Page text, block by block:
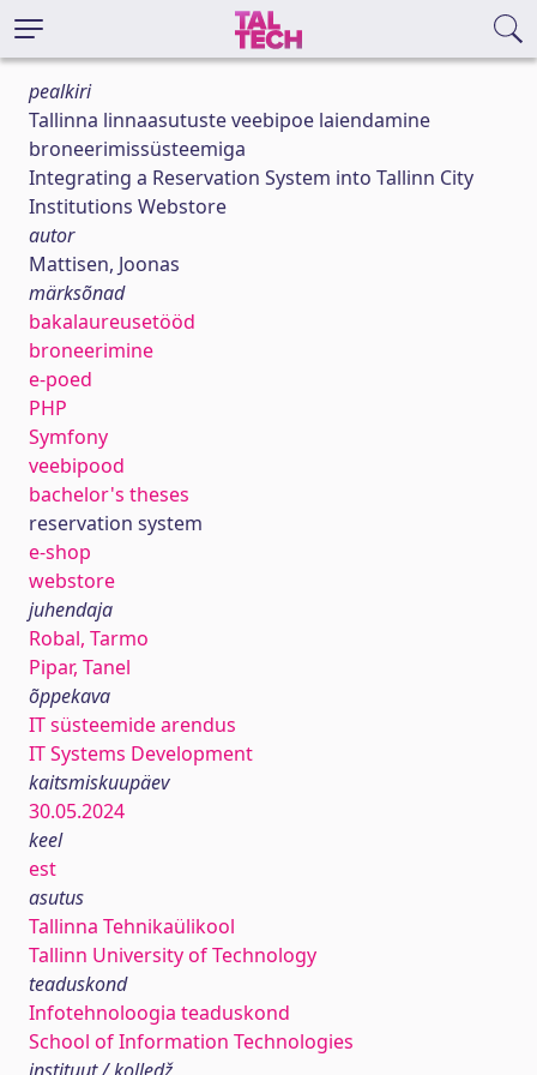
pealkiri
Tallinna linnaasutuste veebipoe laiendamine
broneerimissüsteemiga
Integrating a Reservation System into Tallinn City
Institutions Webstore
autor
Mattisen, Joonas
märksõnad
bakalaureusetööd
broneerimine
e-poed
PHP
Symfony
veebipood
bachelor's theses
reservation system
e-shop
webstore
juhendaja
Robal, Tarmo
Pipar, Tanel
õppekava
IT süsteemide arendus
IT Systems Development
kaitsmiskuupäev
30.05.2024
keel
est
asutus
Tallinna Tehnikaülikool
Tallinn University of Technology
teaduskond
Infotehnoloogia teaduskond
School of Information Technologies